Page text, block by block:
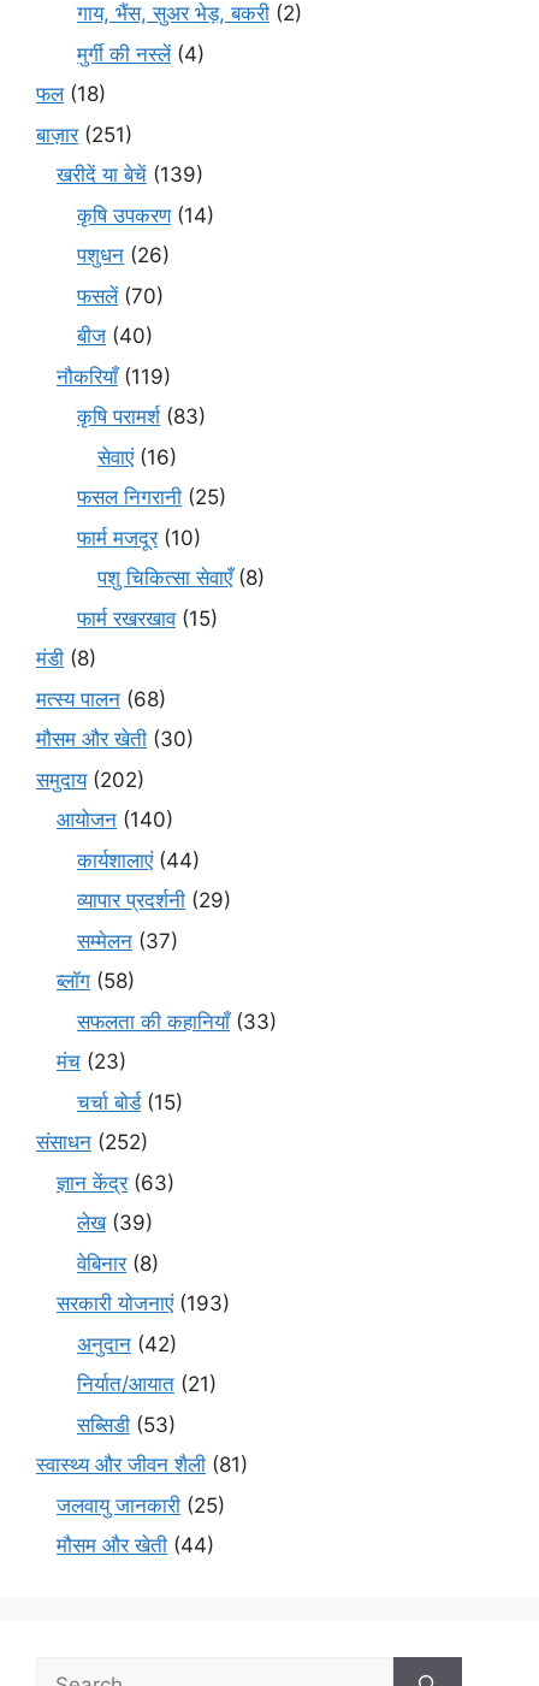
गाय, भैंस, सुअर भेड़, बकरी (2)
मुर्गी की नस्लें(4)
फल(18)
बाज़ार(251)
खरीदें या बेचें (139)
कृषि उपकरण(14)
पशुधन (26)
फसलें(70)
बीज (40)
नौकरियाँ(119)
कृषि परामर्श(83)
सेवाएं(16)
फसल निगरानी (25)
फार्म मजदूर(10)
पशु चिकित्सा सेवाएँ(8)
फार्म रखरखाव(15)
मंडी (8)
मत्स्य पालन (68)
मौसम और खेती (30)
समुदाय(202)
आयोजन (140)
कार्यशालाएं(44)
व्यापार प्रदर्शनी (29)
सम्मेलन (37)
ब्लॉग (58)
सफलता की कहानियाँ(33)
मंच (23)
चर्चा बोर्ड(15)
संसाधन (252)
ज्ञान केंद्र(63)
लेख(39)
वेबिनार(8)
सरकारी योजनाएं(193)
अनुदान (42)
निर्यात/आयात (21)
सब्सिडी (53)
स्वास्थ्य और जीवन शैली (81)
जलवायु जानकारी (25)
मौसम और खेती (44)